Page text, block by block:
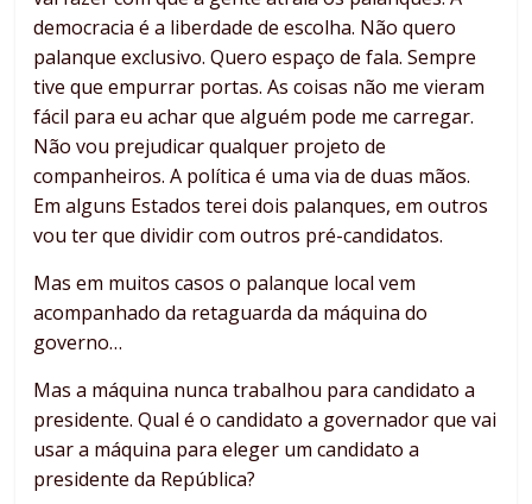
democracia é a liberdade de escolha. Não quero
palanque exclusivo. Quero espaço de fala. Sempre
tive que empurrar portas. As coisas não me vieram
fácil para eu achar que alguém pode me carregar.
Não vou prejudicar qualquer projeto de
companheiros. A política é uma via de duas mãos.
Em alguns Estados terei dois palanques, em outros
vou ter que dividir com outros pré-candidatos.
Mas em muitos casos o palanque local vem
acompanhado da retaguarda da máquina do
governo…
Mas a máquina nunca trabalhou para candidato a
presidente. Qual é o candidato a governador que vai
usar a máquina para eleger um candidato a
presidente da República?